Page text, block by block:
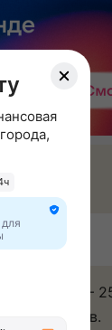
по 200 –
клиентов.